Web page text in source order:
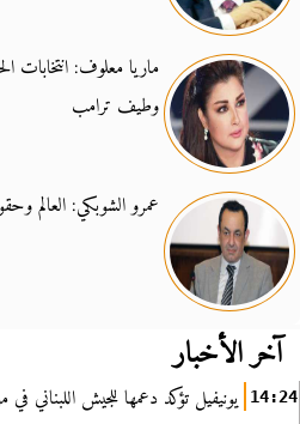
ماريا معلوف: انتخابات
وطيف ترامب
عمرو الشوبكي: العالم
آخر الأخبار
14:24 يونيفيل تؤكد دعمها للجيش اللبناني